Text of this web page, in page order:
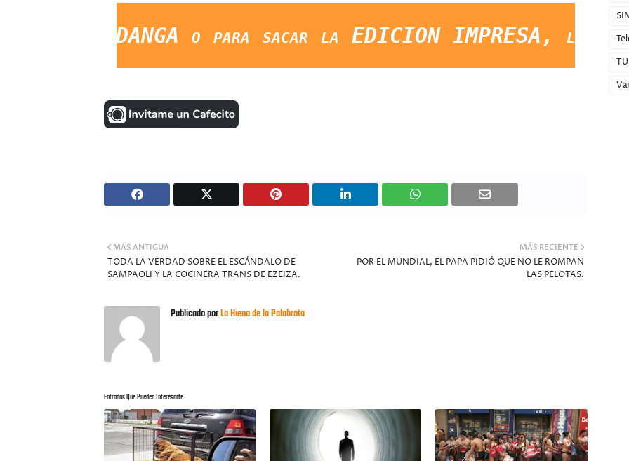
o para sacar la EDICION IMPRESA, lo que ocurra
MÁS RECIENTE
POR EL MUNDIAL, EL PAPA PIDIÓ QUE NO LE ROMPAN
LAS PELOTAS.
MÁS ANTIGUA
TODA LA VERDAD SOBRE EL ESCÁNDALO DE
SAMPAOLI Y LA COCINERA TRANS DE EZEIZA.
Publicado porLa Hiena de la Palabrota
Entradas Que Pueden Interesarte